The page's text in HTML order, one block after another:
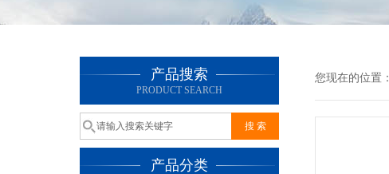
产品搜索
PRODUCT SEARCH
产品分类
您现在的位置：